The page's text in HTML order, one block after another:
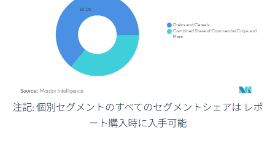
画像 © Mordor Intelligence。再利用にはCC BY 4.0の表示が必要です。